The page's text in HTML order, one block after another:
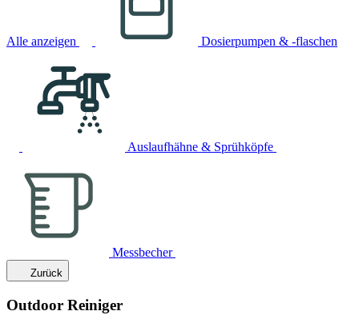
Alle anzeigen Dosierpumpen & -flaschen
Auslaufhähne & Sprühköpfe
Messbecher
Zurück
Outdoor Reiniger